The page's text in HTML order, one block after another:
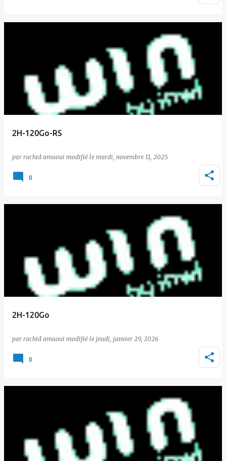
2H-120Go-RS
par rachid amaoui le mardi, novembre 11, 2025
0
2H-120Go
par rachid amaoui le jeudi, janvier 29, 2026
0